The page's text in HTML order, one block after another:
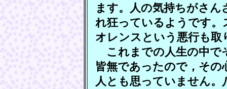
ます。人の気持ちがさ
れ狂っているようです
オレンスという悪行も
これまでの人生の中で
皆無であったので，その
人とも思っていません